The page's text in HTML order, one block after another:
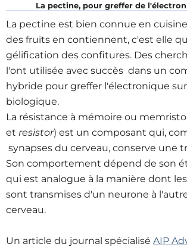
La pectine, pour greffer de
La pectine est bien connue en
des fruits en contiennent, c'est elle
gélification des confitures. Des
l'ont utilisée avec succès dans un
hybride pour greffer l'électronique
biologique.
La résistance à mémoire ou
et resistor) est un composant qui,
synapses du cerveau, conserve une
Son comportement dépend de son
qui est analogue à la manière dont
sont transmises d'un neurone à
cerveau.
Un article du journal spécialisé AIP